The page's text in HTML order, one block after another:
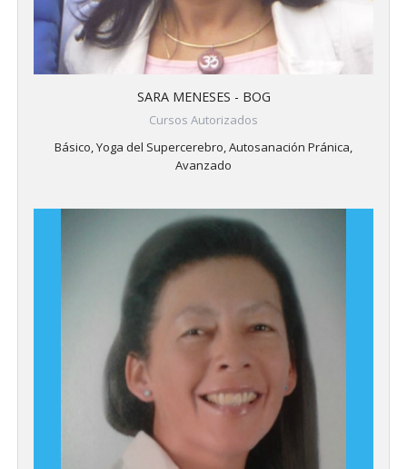
SARA MENESES - BOG
Cursos Autorizados
Básico, Yoga del Supercerebro, Autosanación Pránica,
Avanzado